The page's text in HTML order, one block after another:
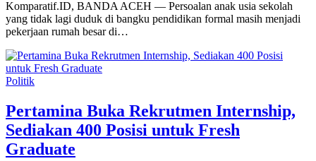
Komparatif.ID, BANDA ACEH — Persoalan anak usia sekolah
yang tidak lagi duduk di bangku pendidikan formal masih menjadi
pekerjaan rumah besar di…
Politik
Pertamina Buka Rekrutmen Internship,
Sediakan 400 Posisi untuk Fresh
Graduate